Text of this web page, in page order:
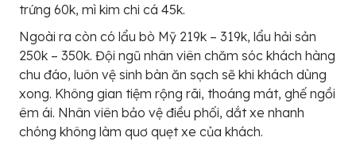
trứng 60k, mì kim chi cá 45k.
Ngoài ra còn có lẩu bò Mỹ 219k – 319k, lẩu hải sản
250k – 350k. Đội ngũ nhân viên chăm sóc khách hàng
chu đáo, luôn vệ sinh bàn ăn sạch sẽ khi khách dùng
xong. Không gian tiệm rộng rãi, thoáng mát, ghế ngồi
êm ái. Nhân viên bảo vệ điều phối, dắt xe nhanh
chóng không làm quơ quẹt xe của khách.